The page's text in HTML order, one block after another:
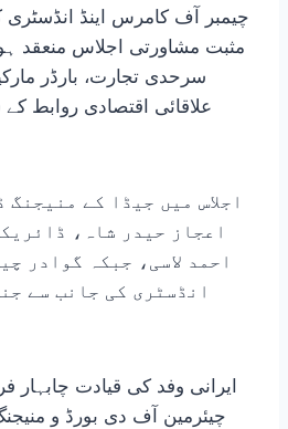
چیمبر آف کامرس اینڈ انڈسٹری
مثبت مشاورتی اجلاس منعقد
سرحدی تجارت، بارڈر
علاقائی اقتصادی روابط کے
اجلاس میں جیڈا کے
اعجاز حیدر شاہ،
احمد لاسی، جبکہ گوادر
انڈسٹری کی جانب سے
ایرانی وفد کی قیادت چابہار
چیئرمین آف دی بورڈ و